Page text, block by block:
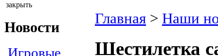
закрыть
Новости
Игровые
Главная > Наши
Шестилетка